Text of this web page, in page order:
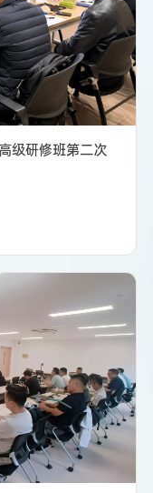
级研修班第二次